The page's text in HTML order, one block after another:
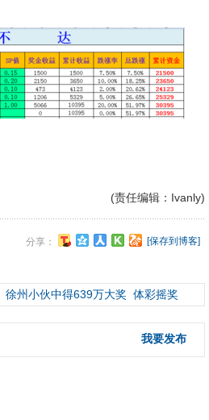
(责任编辑：Ivanly)
分享： [保存到博客]
徐州小伙中得639万大奖 体彩摇奖
我要发布